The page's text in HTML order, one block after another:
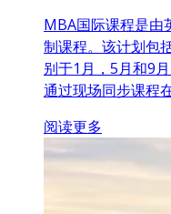
MBA国际课程是由
制课程。该计划包
别于1月，5月和9
通过现场同步课程
阅读更多